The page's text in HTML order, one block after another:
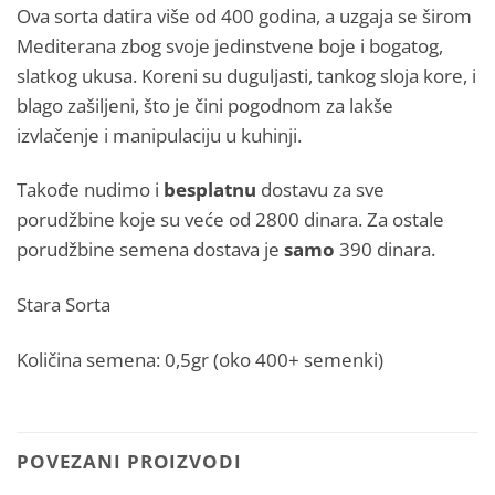
Ova sorta datira više od 400 godina, a uzgaja se širom
Mediterana zbog svoje jedinstvene boje i bogatog,
slatkog ukusa. Koreni su duguljasti, tankog sloja kore, i
blago zašiljeni, što je čini pogodnom za lakše
izvlačenje i manipulaciju u kuhinji.
Takođe nudimo i besplatnu dostavu za sve
porudžbine koje su veće od 2800 dinara. Za ostale
porudžbine semena dostava je samo 390 dinara.
Stara Sorta
Količina semena: 0,5gr (oko 400+ semenki)
POVEZANI PROIZVODI